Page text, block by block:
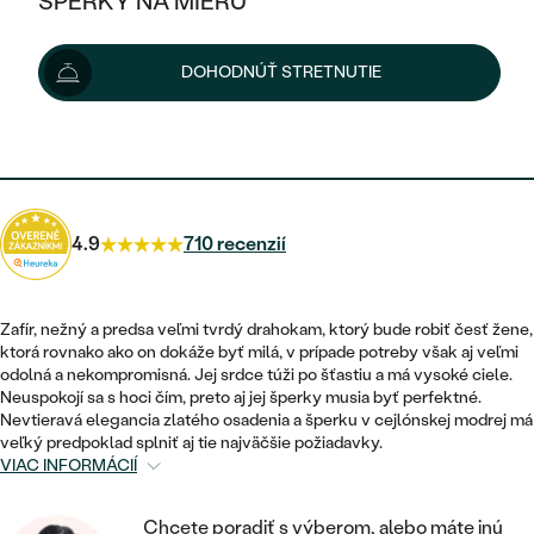
KOMBINOVANÉ ZLATO
PODĽA ŠTÝLU
ETERNITY
VINTAGE
NETRADIČNÉ
POSTRANNÉ DRAHOKAMY
HALO
VINTAGE
SET ZÁSNUBNÉHO PRSTEŇA A
NETRADIČNÉ
ZOSTAVTE SI PRSTEŇ
VÝPREDAJ
ŠPERKY ČO POMÁHAJÚ
PODĽA TYPU
NÁUŠNICE
PRSTENE
PRÍVESKY
NÁRAMKY
SETY
PÁNSKE ŠPERKY
PLATINOVÉ
NAPICHOVACIE
KRUHOVÉ
MINIMALISTICKÉ
VISIACE
SOLITÉR
ZLATÉ
STRIEBORNÉ
PODĽA ŠTÝLU
SOLITÉR
NARODENIE DIEŤAŤA
PERSONALIZOVANÉ
SO ZNAMENÍM ZVEROKRUHU
MINIMALISTICKÉ
VÝPREDAJ
ZLATÉ
STRIEBORNÉ
PODĽA ŠTÝLU
ETERNITY
MINIMALISTICKÉ
DOHODNÚŤ STRETNUTIE
948 €998 € -6 %
Možnosti doručenia
4.9 710 recenzií
Zafír, nežný a predsa veľmi tvrdý drahokam, ktorý bude robiť česť žene,
ktorá rovnako ako on dokáže byť milá, v prípade potreby však aj veľmi
odolná a nekompromisná. Jej srdce túži po šťastiu a má vysoké ciele.
Neuspokojí sa s hoci čím, preto aj jej šperky musia byť perfektné.
Nevtieravá elegancia zlatého osadenia a šperku v cejlónskej modrej má
veľký predpoklad splniť aj tie najväčšie požiadavky.
VIAC INFORMÁCIÍ
Chcete poradiť s výberom, alebo máte inú